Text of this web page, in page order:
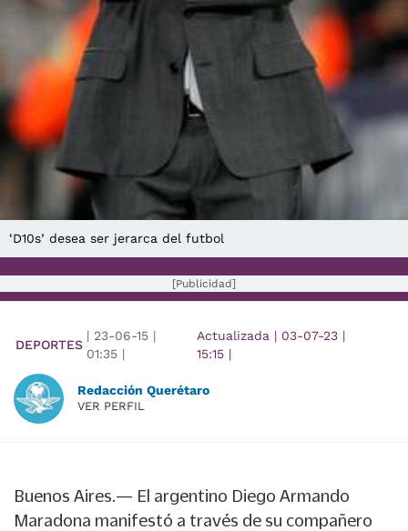
‘D10s’ desea ser jerarca del futbol
[Publicidad]
DEPORTES
| 23-06-15 |
01:35 |
Actualizada | 03-07-23 |
15:15 |
Redacción Querétaro
VER PERFIL
Buenos Aires.— El argentino Diego Armando
Maradona manifestó a través de su compañero